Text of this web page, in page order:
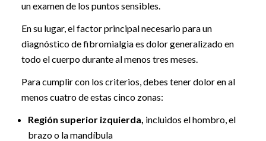
un examen de los puntos sensibles.
En su lugar, el factor principal necesario para un
diagnóstico de fibromialgia es dolor generalizado en
todo el cuerpo durante al menos tres meses.
Para cumplir con los criterios, debes tener dolor en al
menos cuatro de estas cinco zonas:
Región superior izquierda, incluidos el hombro, el
brazo o la mandíbula